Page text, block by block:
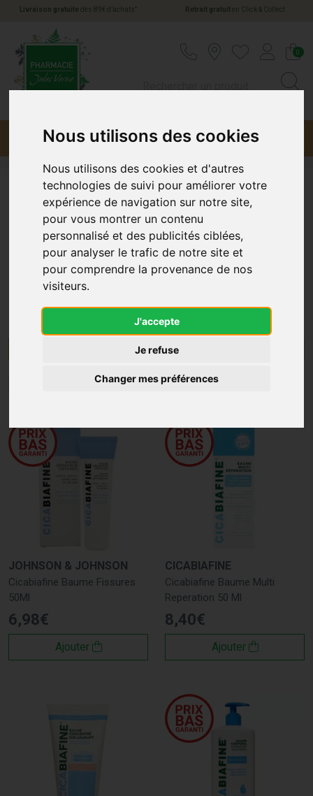
Nous utilisons des cookies
Nous utilisons des cookies et d'autres
technologies de suivi pour améliorer votre
expérience de navigation sur notre site,
pour vous montrer un contenu
personnalisé et des publicités ciblées,
pour analyser le trafic de notre site et
pour comprendre la provenance de nos
visiteurs.
J'accepte
Je refuse
Changer mes préférences
Livraison gratuite dès 89€ d’achats * Retrait gratuiten Click & Collect
0
Menu Promotions
Cicabiafine
JOHNSON & JOHNSON
Cicabiafine Baume Fissures
50Ml
6,98€
Ajouter
CICABIAFINE
Cicabiafine Baume Multi
Reperation 50 Ml
8,40€
Ajouter